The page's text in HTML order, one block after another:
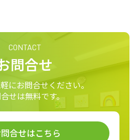
CONTACT
問合せ
にお問合せください。
せは無料です。
合せはこちら